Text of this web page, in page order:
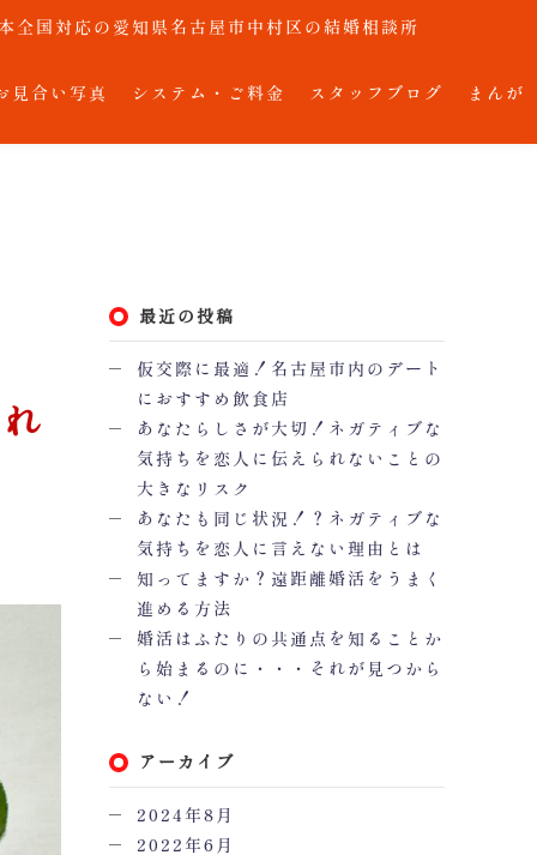
国対応の愛知県名古屋市中村区の結婚相談所
見合い写真 システム・ご料金 スタッフブログ まんが
最近の投稿
仮交際に最適！名古屋市内のデート
におすすめ飲食店
あなたらしさが大切！ネガティブな
気持ちを恋人に伝えられないことの
大きなリスク
あなたも同じ状況！？ネガティブな
気持ちを恋人に言えない理由とは
知ってますか？遠距離婚活をうまく
進める方法
婚活はふたりの共通点を知ることか
ら始まるのに・・・それが見つから
ない！
アーカイブ
2024年8月
2022年6月